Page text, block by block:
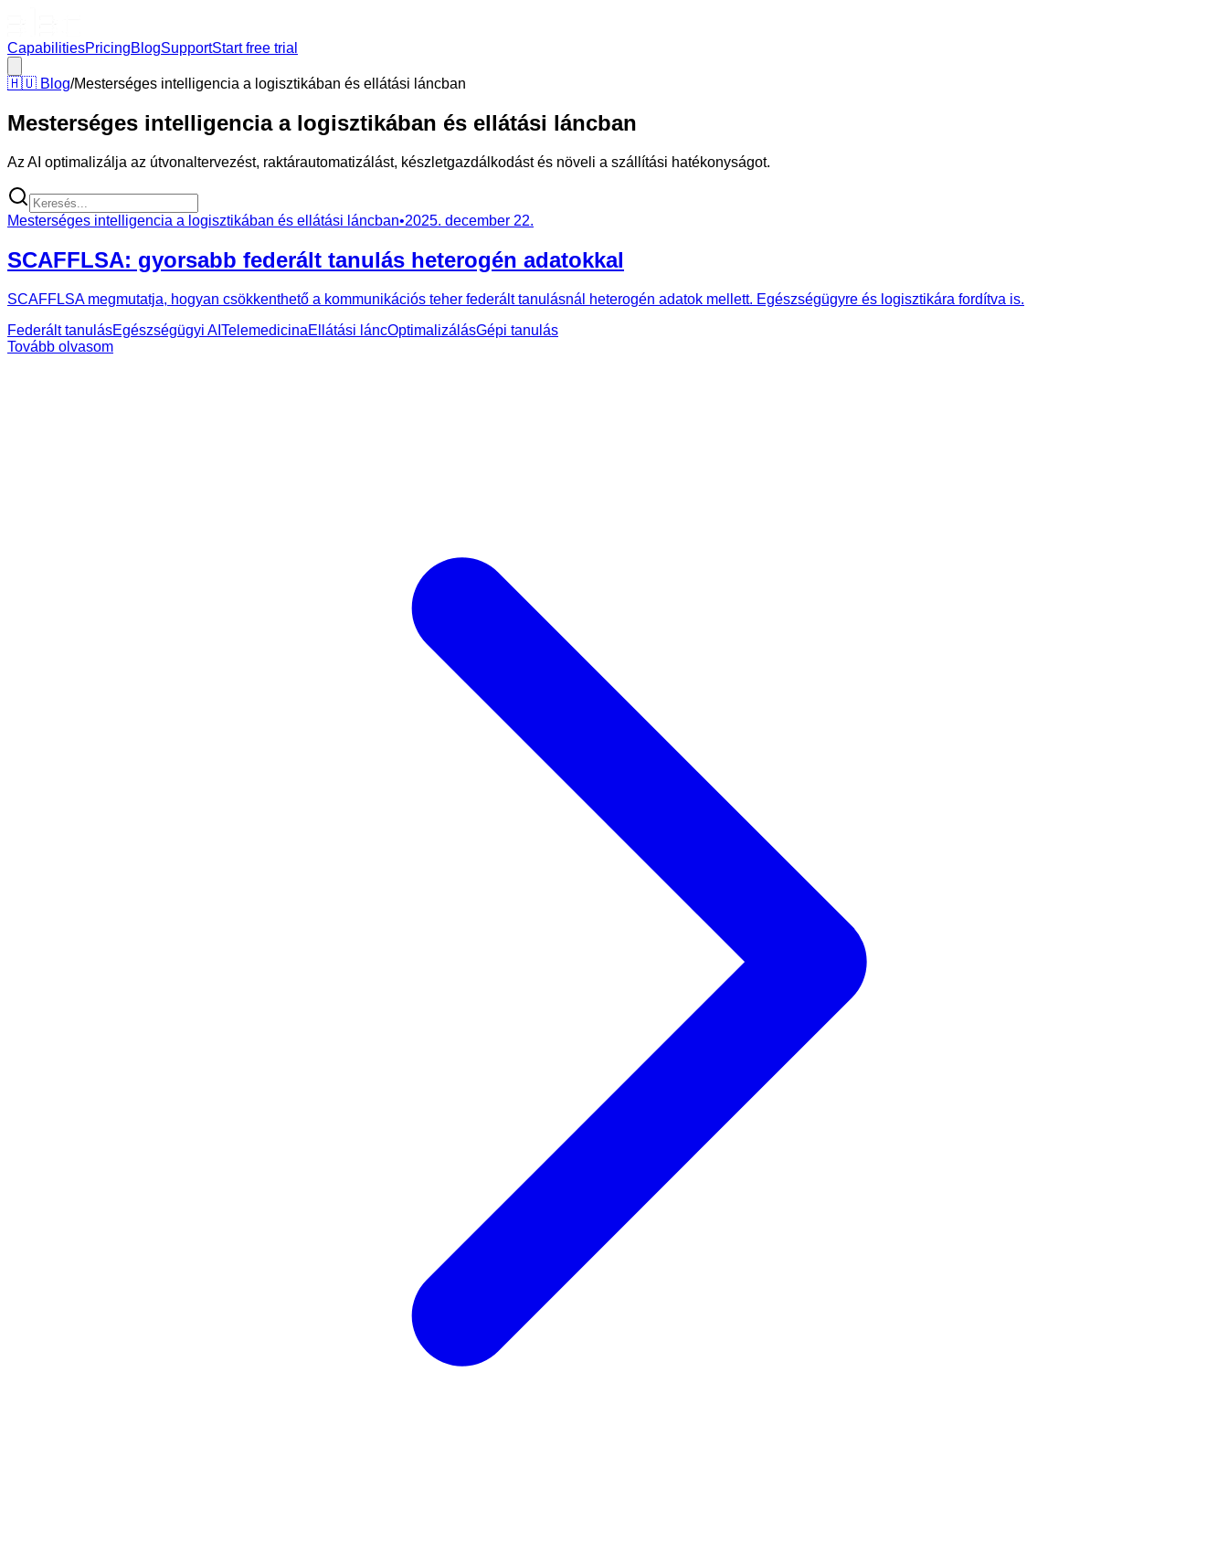
CapabilitiesPricingBlogSupportStart free trial
🇭🇺 Blog/Mesterséges intelligencia a logisztikában és ellátási láncban
Mesterséges intelligencia a logisztikában és ellátási láncban
Az AI optimalizálja az útvonaltervezést, raktárautomatizálást, készletgazdálkodást és növeli a szállítási hatékonyságot.
Mesterséges intelligencia a logisztikában és ellátási láncban•2025. december 22.
SCAFFLSA: gyorsabb federált tanulás heterogén adatokkal
SCAFFLSA megmutatja, hogyan csökkenthető a kommunikációs teher federált tanulásnál heterogén adatok mellett. Egészségügyre és logisztikára fordítva is.
Federált tanulásEgészségügyi AI TelemedicinaEllátási láncOptimalizálásGépi tanulás
Tovább olvasom